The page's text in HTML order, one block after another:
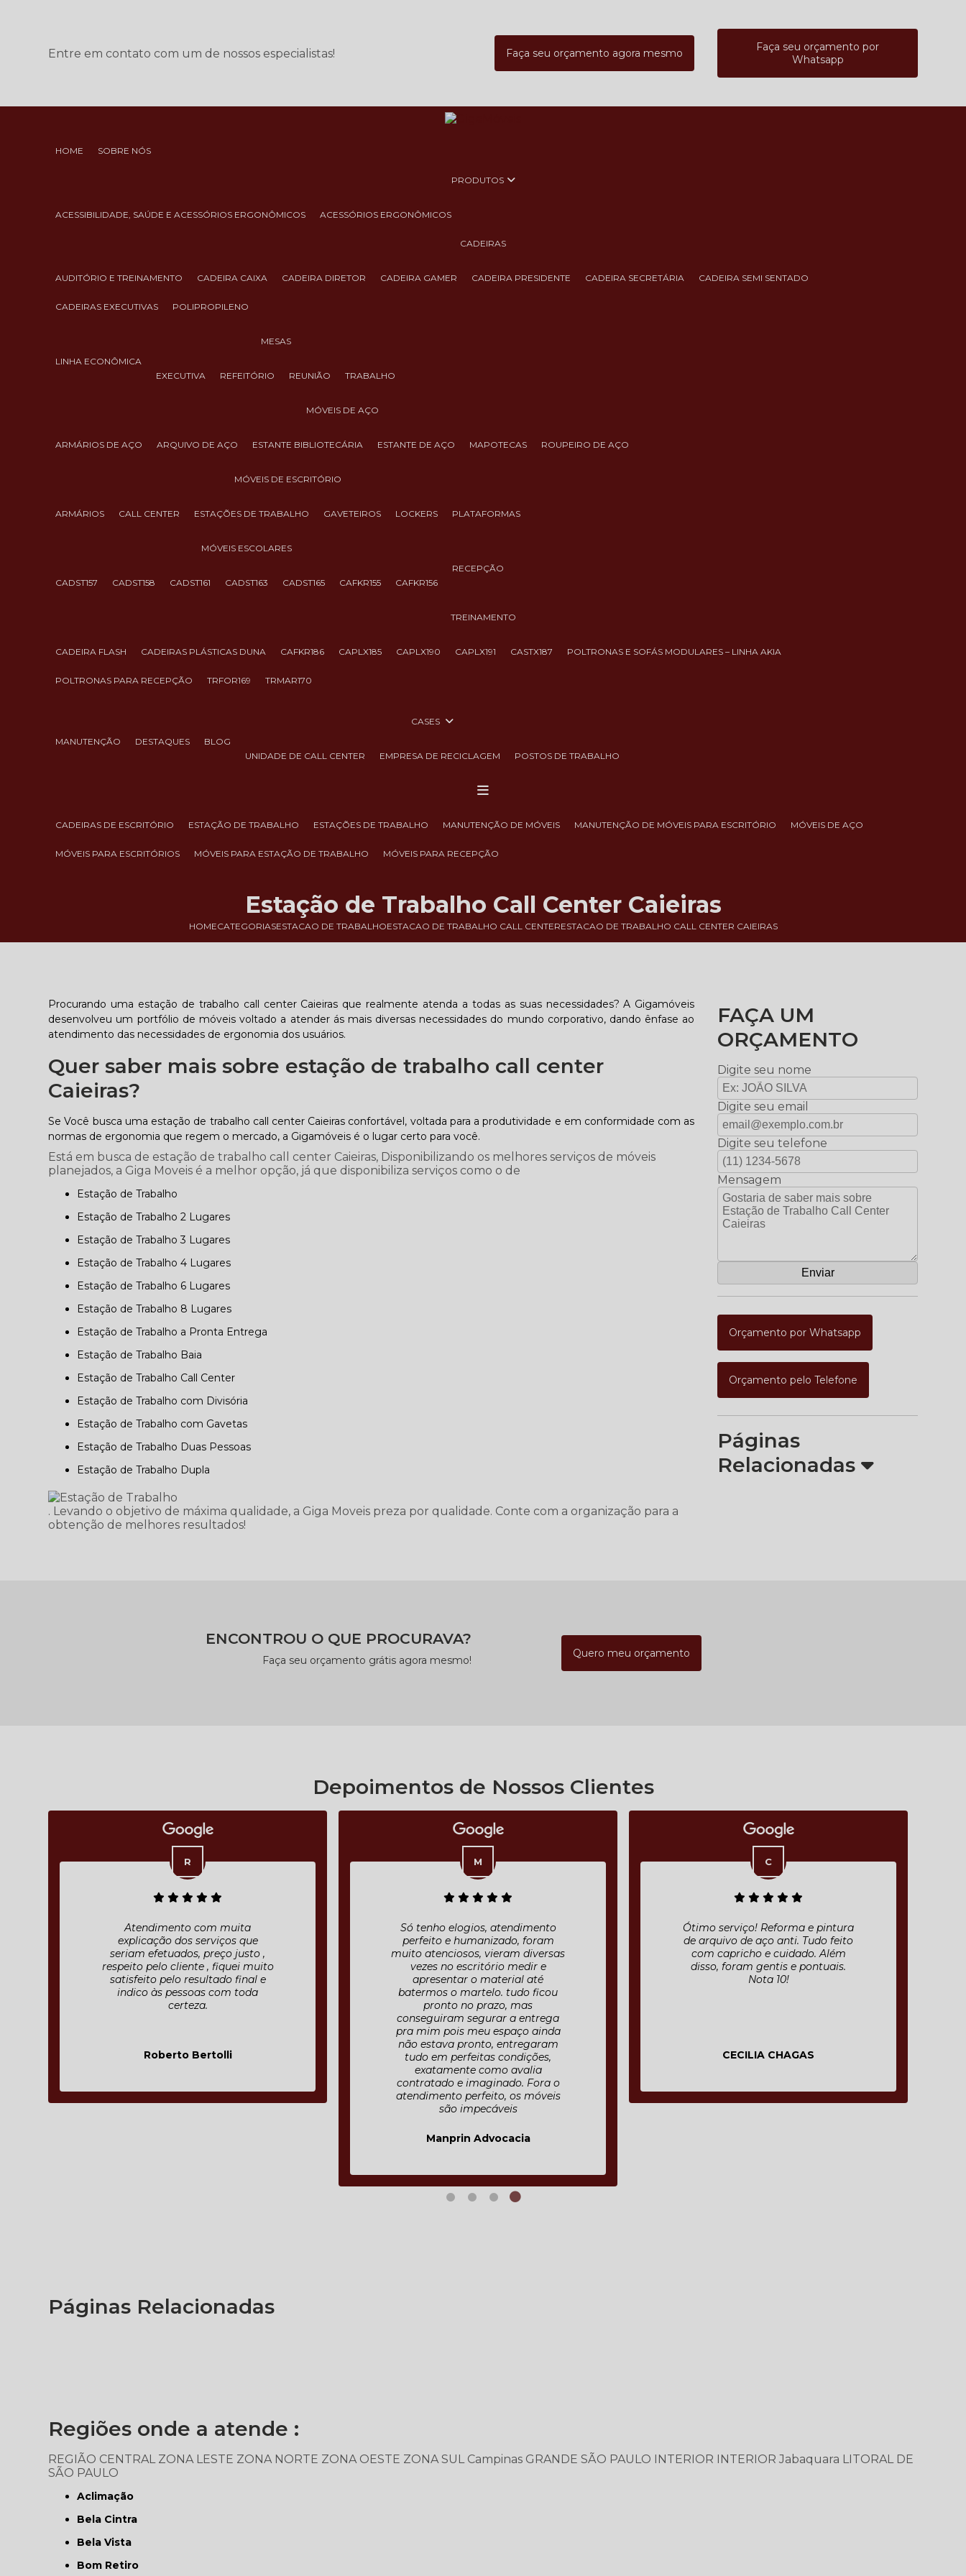
Entre em contato com um de nossos especialistas! Faça seu orçamento agora mesmo
Faça seu orçamento por
Whatsapp
HOME SOBRE NÓS
PRODUTOS
ACESSIBILIDADE, SAÚDE E ACESSÓRIOS ERGONÔMICOS ACESSÓRIOS ERGONÔMICOS
CADEIRAS
AUDITÓRIO E TREINAMENTO CADEIRA CAIXA CADEIRA DIRETOR CADEIRA GAMER CADEIRA PRESIDENTE CADEIRA SECRETÁRIA CADEIRA SEMI SENTADO
CADEIRAS EXECUTIVAS POLIPROPILENO
LINHA ECONÔMICA
MESAS
EXECUTIVA REFEITÓRIO REUNIÃO TRABALHO
MÓVEIS DE AÇO
ARMÁRIOS DE AÇO ARQUIVO DE AÇO ESTANTE BIBLIOTECÁRIA ESTANTE DE AÇO MAPOTECAS ROUPEIRO DE AÇO
MÓVEIS DE ESCRITÓRIO
ARMÁRIOS CALL CENTER ESTAÇÕES DE TRABALHO GAVETEIROS LOCKERS PLATAFORMAS
MÓVEIS ESCOLARES
CADST157 CADST158 CADST161 CADST163 CADST165 CAFKR155 CAFKR156
RECEPÇÃO
TREINAMENTO
CADEIRA FLASH CADEIRAS PLÁSTICAS DUNA CAFKR186 CAPLX185 CAPLX190 CAPLX191 CASTX187 POLTRONAS E SOFÁS MODULARES – LINHA AKIA
POLTRONAS PARA RECEPÇÃO TRFOR169 TRMAR170
MANUTENÇÃO DESTAQUES BLOG
CASES
UNIDADE DE CALL CENTER EMPRESA DE RECICLAGEM POSTOS DE TRABALHO
CADEIRAS DE ESCRITÓRIO ESTAÇÃO DE TRABALHO ESTAÇÕES DE TRABALHO MANUTENÇÃO DE MÓVEIS MANUTENÇÃO DE MÓVEIS PARA ESCRITÓRIO MÓVEIS DE AÇO
MÓVEIS PARA ESCRITÓRIOS MÓVEIS PARA ESTAÇÃO DE TRABALHO MÓVEIS PARA RECEPÇÃO
HOMECATEGORIASESTACAO DE TRABALHOESTACAO DE TRABALHO CALL CENTERESTACAO DE TRABALHO CALL CENTER CAIEIRAS
Estação de Trabalho Call Center Caieiras
Procurando uma estação de trabalho call center Caieiras que realmente atenda a todas as suas necessidades? A Gigamóveis
desenvolveu um portfólio de móveis voltado a atender ás mais diversas necessidades do mundo corporativo, dando ênfase ao
atendimento das necessidades de ergonomia dos usuários.
Quer saber mais sobre estação de trabalho call center
Caieiras?
Se Você busca uma estação de trabalho call center Caieiras confortável, voltada para a produtividade e em conformidade com as
normas de ergonomia que regem o mercado, a Gigamóveis é o lugar certo para você.
Está em busca de estação de trabalho call center Caieiras, Disponibilizando os melhores serviços de móveis
planejados, a Giga Moveis é a melhor opção, já que disponibiliza serviços como o de
Estação de Trabalho
Estação de Trabalho 2 Lugares
Estação de Trabalho 3 Lugares
Estação de Trabalho 4 Lugares
Estação de Trabalho 6 Lugares
Estação de Trabalho 8 Lugares
Estação de Trabalho a Pronta Entrega
Estação de Trabalho Baia
Estação de Trabalho Call Center
Estação de Trabalho com Divisória
Estação de Trabalho com Gavetas
Estação de Trabalho Duas Pessoas
Estação de Trabalho Dupla
. Levando o objetivo de máxima qualidade, a Giga Moveis preza por qualidade. Conte com a organização para a
obtenção de melhores resultados!
FAÇA UM
ORÇAMENTO
Digite seu nome
Digite seu email
Digite seu telefone
Mensagem
Orçamento por Whatsapp
Orçamento pelo Telefone
Páginas
Relacionadas
ENCONTROU O QUE PROCURAVA?
Faça seu orçamento grátis agora mesmo!
Quero meu orçamento
Depoimentos de Nossos Clientes
Atendimento com muita
explicação dos serviços que
seriam efetuados, preço justo ,
respeito pelo cliente , fiquei muito
satisfeito pelo resultado final e
indico às pessoas com toda
certeza.
Roberto Bertolli
Só tenho elogios, atendimento
perfeito e humanizado, foram
muito atenciosos, vieram diversas
vezes no escritório medir e
apresentar o material até
batermos o martelo. tudo ficou
pronto no prazo, mas
conseguiram segurar a entrega
pra mim pois meu espaço ainda
não estava pronto, entregaram
tudo em perfeitas condições,
exatamente como avalia
contratado e imaginado. Fora o
atendimento perfeito, os móveis
são impecáveis
Manprin Advocacia
Ótimo serviço! Reforma e pintura
de arquivo de aço anti. Tudo feito
com capricho e cuidado. Além
disso, foram gentis e pontuais.
Nota 10!
CECILIA CHAGAS
Páginas Relacionadas
Regiões onde a atende :
REGIÃO CENTRAL ZONA LESTE ZONA NORTE ZONA OESTE ZONA SUL Campinas GRANDE SÃO PAULO INTERIOR INTERIOR Jabaquara LITORAL DE
SÃO PAULO
Aclimação
Bela Cintra
Bela Vista
Bom Retiro